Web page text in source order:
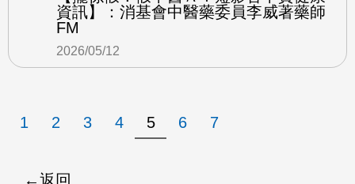
資訊】：消基會中醫藥委員李威著藥師
FM
2026/05/12
1 2 3 4 5 6 7
返回